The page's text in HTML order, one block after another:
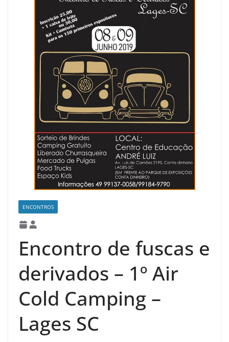
ENCONTROS
Encontro de fuscas e
derivados – 1º Air
Cold Camping –
Lages SC